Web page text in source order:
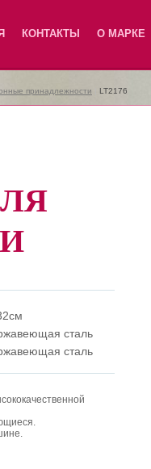
КОНТАКТЫ О МАРКЕ
принадлежности LT2176
сталь
сталь